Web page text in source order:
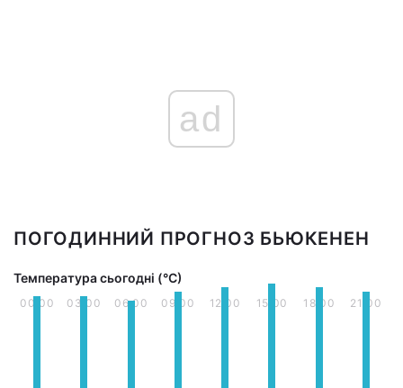
ad
ПОГОДИННИЙ ПРОГНОЗ БЬЮКЕНЕН
Температура сьогодні (°С)
00:00 03:00 06:00 09:00 12:00 15:00 18:00 21:00